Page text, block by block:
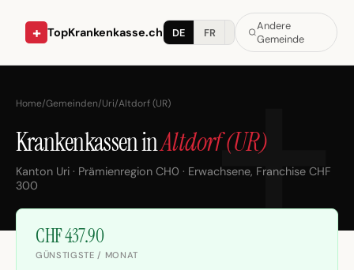
+ TopKrankenkasse.ch DE FR
Andere
Gemeinde
Home/Gemeinden/Uri/Altdorf (UR)
Krankenkassen inAltdorf (UR)
Kanton Uri · Prämienregion CH0 · Erwachsene, Franchise CHF
300
CHF 437.90
GÜNSTIGSTE / MONAT